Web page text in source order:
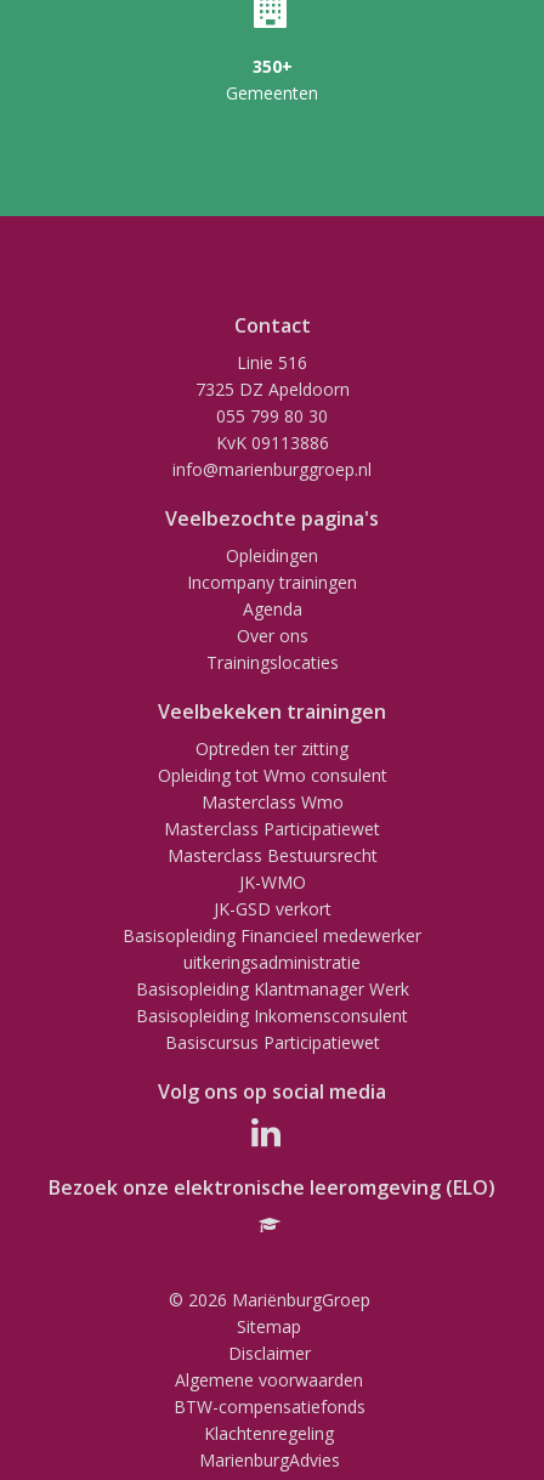
350+
Gemeenten
Contact
Linie 516
7325 DZ Apeldoorn
055 799 80 30
KvK 09113886
info@marienburggroep.nl
Veelbezochte pagina's
Opleidingen
Incompany trainingen
Agenda
Over ons
Trainingslocaties
Veelbekeken trainingen
Optreden ter zitting
Opleiding tot Wmo consulent
Masterclass Wmo
Masterclass Participatiewet
Masterclass Bestuursrecht
JK-WMO
JK-GSD verkort
Basisopleiding Financieel medewerker
uitkeringsadministratie
Basisopleiding Klantmanager Werk
Basisopleiding Inkomensconsulent
Basiscursus Participatiewet
Volg ons op social media
Bezoek onze elektronische leeromgeving (ELO)
© 2026 MariënburgGroep
Sitemap
Disclaimer
Algemene voorwaarden
BTW-compensatiefonds
Klachtenregeling
MarienburgAdvies